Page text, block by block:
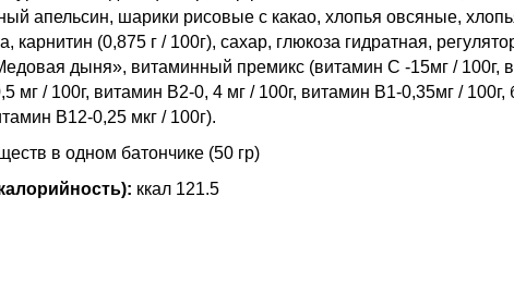
апельсин, шарики рисовые с какао, хлопья овсяные,
карнитин (0,875 г / 100г), сахар, глюкоза гидратная,
дыня», витаминный премикс (витамин С -15мг / 100г,
мг / 100г, витамин В2-0, 4 мг / 100г, витамин В1-0,35мг /
В12-0,25 мкг / 100г).
в одном батончике (50 гр)
ккал 121.5